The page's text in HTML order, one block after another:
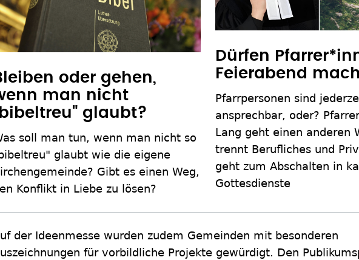
oder gehen,
man nicht
glaubt?
soll man tun, wenn man nicht so
glaubt wie die eigene
Gibt es einen Weg,
Konflikt in Liebe zu lösen?
Dürfen
Feierabend
Pfarrpersonen sind
ansprechbar, oder?
Lang geht einen anderen
trennt Berufliches und
geht zum Abschalten in
Gottesdienste
der Ideenmesse wurden zudem Gemeinden mit besonderen
für vorbildliche Projekte gewürdigt. Den